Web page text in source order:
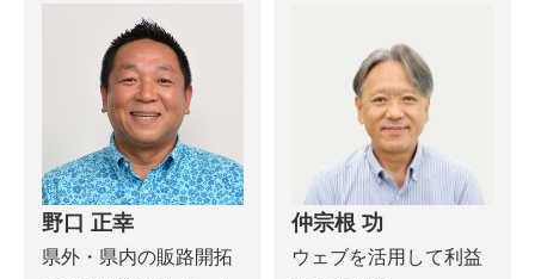
野口 正幸
県外・県内の販路開拓
仲宗根 功
ウェブを活用して利益